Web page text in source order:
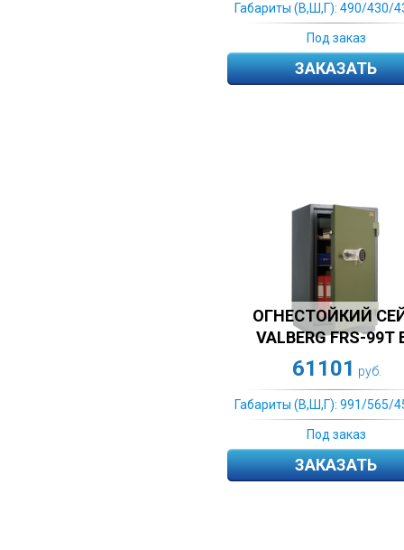
Габариты (В,Ш,Г): 490/430/
Под заказ
ЗАКАЗАТЬ
ОГНЕСТОЙКИЙ
VALBERG FRS-99Т
61101 руб.
Габариты (В,Ш,Г): 991/565/
Под заказ
ЗАКАЗАТЬ